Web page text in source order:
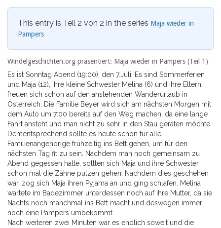
This entry is Teil 2 von 2 in the series Maja wieder in
Pampers
Windelgeschichten.org präsentiert: Maja wieder in Pampers (Teil 1)
Es ist Sonntag Abend (19:00), den 7.Juli. Es sind Sommerferien
und Maja (12), ihre kleine Schwester Melina (6) und ihre Eltern
freuen sich schon auf den anstehenden Wanderurlaub in
Österreich. Die Familie Beyer wird sich am nächsten Morgen mit
dem Auto um 7:00 bereits auf den Weg machen, da eine lange
Fahrt ansteht und man nicht zu sehr in den Stau geraten möchte.
Dementsprechend sollte es heute schon für alle
Familienangehörige frühzeitig ins Bett gehen, um für den
nächsten Tag fit zu sein. Nachdem man noch gemeinsam zu
Abend gegessen hatte, sollten sich Maja und ihre Schwester
schon mal die Zähne putzen gehen. Nachdem dies geschehen
war, zog sich Maja ihren Pyjama an und ging schlafen. Melina
wartete im Badezimmer unterdessen noch auf ihre Mutter, da sie
Nachts noch manchmal ins Bett macht und deswegen immer
noch eine Pampers umbekommt.
Nach weiteren zwei Minuten war es endlich soweit und die